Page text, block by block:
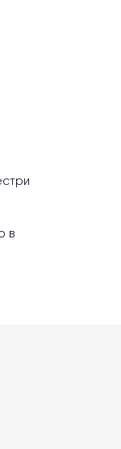
в